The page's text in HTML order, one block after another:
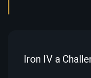
Iron IV a